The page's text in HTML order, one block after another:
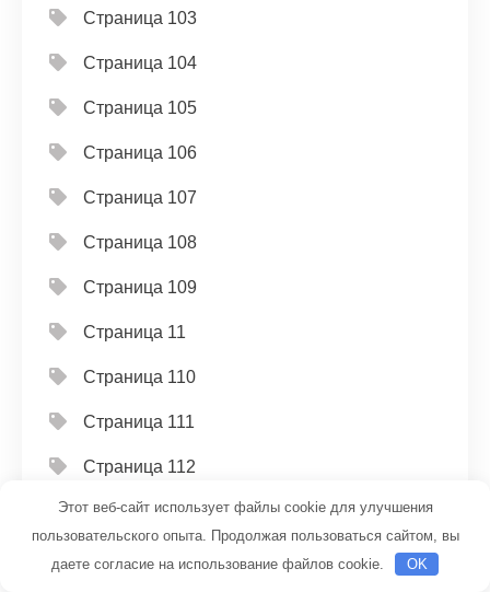
Страница 103
Страница 104
Страница 105
Страница 106
Страница 107
Страница 108
Страница 109
Страница 11
Страница 110
Страница 111
Страница 112
Страница 113
Этот веб-сайт использует файлы cookie для улучшения
пользовательского опыта. Продолжая пользоваться сайтом, вы
даете согласие на использование файлов cookie.
OK